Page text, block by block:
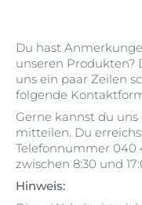
Du hast
unseren Produkten?
uns ein paar Zeilen
folgende
Gerne kannst du
mitteilen. Du
Telefonnummer 040
zwischen 8:30 und
Hinweis: